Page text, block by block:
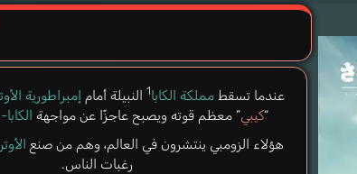
عندما تسقط مملكة الكابا1 النبيلة أمام إمبراطورية
“كيبي” معظم قوته ويصبح عاجزًا عن مواجهة
هؤلاء الزومبي ينتشرون في العالم، وهم من صنع الأوتر
رغبات الناس.